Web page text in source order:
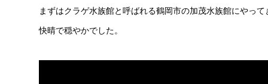
まずはクラゲ水族館と呼ばれる鶴岡市の加茂水族館にやっ
快晴で穏やかでした。